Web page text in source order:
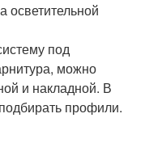
под
можно
и накладной. В
профили.